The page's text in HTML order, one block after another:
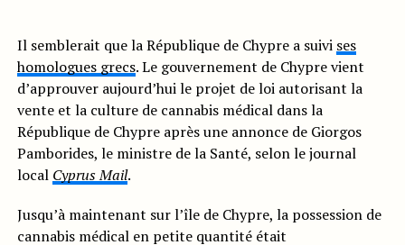
Il semblerait que la République de Chypre a suivi ses
homologues grecs. Le gouvernement de Chypre vient
d’approuver aujourd’hui le projet de loi autorisant la
vente et la culture de cannabis médical dans la
République de Chypre après une annonce de Giorgos
Pamborides, le ministre de la Santé, selon le journal
local Cyprus Mail.
Jusqu’à maintenant sur l’île de Chypre, la possession de
cannabis médical en petite quantité était